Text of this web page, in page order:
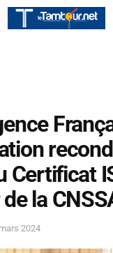
Certificat
la
2024